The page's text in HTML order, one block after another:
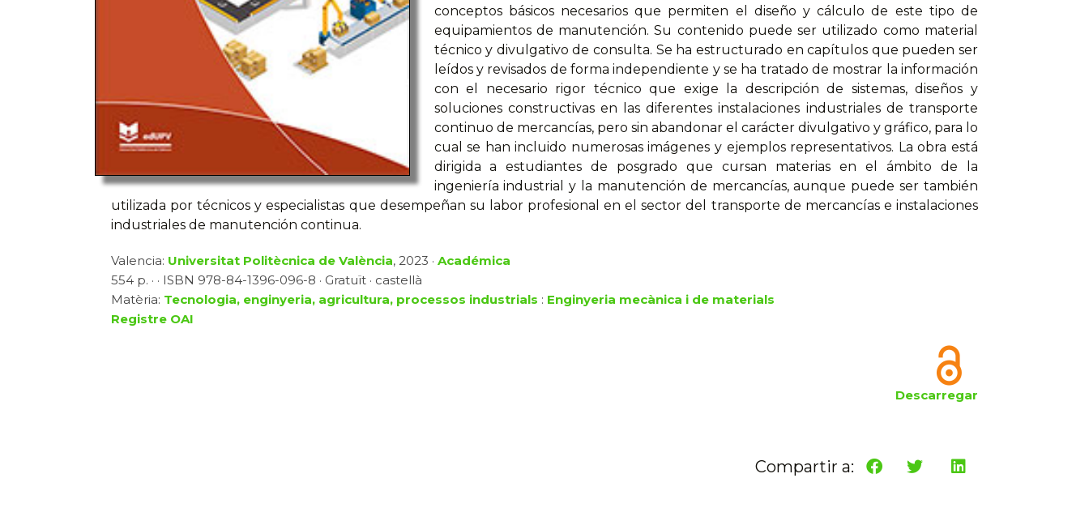
conceptos básicos necesarios que permiten el diseño y cálculo de este tipo de
equipamientos de manutención. Su contenido puede ser utilizado como material
técnico y divulgativo de consulta. Se ha estructurado en capítulos que pueden ser
leídos y revisados de forma independiente y se ha tratado de mostrar la información
con el necesario rigor técnico que exige la descripción de sistemas, diseños y
soluciones constructivas en las diferentes instalaciones industriales de transporte
continuo de mercancías, pero sin abandonar el carácter divulgativo y gráfico, para lo
cual se han incluido numerosas imágenes y ejemplos representativos. La obra está
dirigida a estudiantes de posgrado que cursan materias en el ámbito de la
ingeniería industrial y la manutención de mercancías, aunque puede ser también
utilizada por técnicos y especialistas que desempeñan su labor profesional en el sector del transporte de mercancías e instalaciones
industriales de manutención continua.
Valencia: Universitat Politècnica de València, 2023 · Académica
554 p. · · ISBN 978-84-1396-096-8 · Gratuït · castellà
Matèria: Tecnologia, enginyeria, agricultura, processos industrials : Enginyeria mecànica i de materials
Registre OAI
Descarregar
Compartir a: